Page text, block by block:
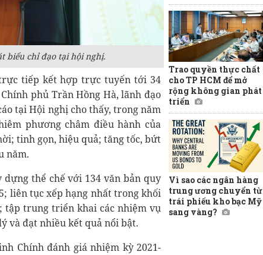
biểu chỉ đạo tại hội nghị.
tiếp kết hợp trực tuyến tới 34
phủ Trần Hồng Hà, lãnh đạo
tại Hội nghị cho thấy, trong năm
phương châm điều hành của
tinh gọn, hiệu quả; tăng tốc, bứt
năm.
thể chế với 134 văn bản quy
liên tục xếp hạng nhất trong khối
tập trung triển khai các nhiệm vụ
và đạt nhiều kết quả nổi bật.
Chính đánh giá nhiệm kỳ 2021-
Trao quyền thực chất
cho TP HCM để mở
rộng không gian phát
triển
Vì sao các ngân hàng
trung ương chuyển từ
trái phiếu kho bạc Mỹ
sang vàng?